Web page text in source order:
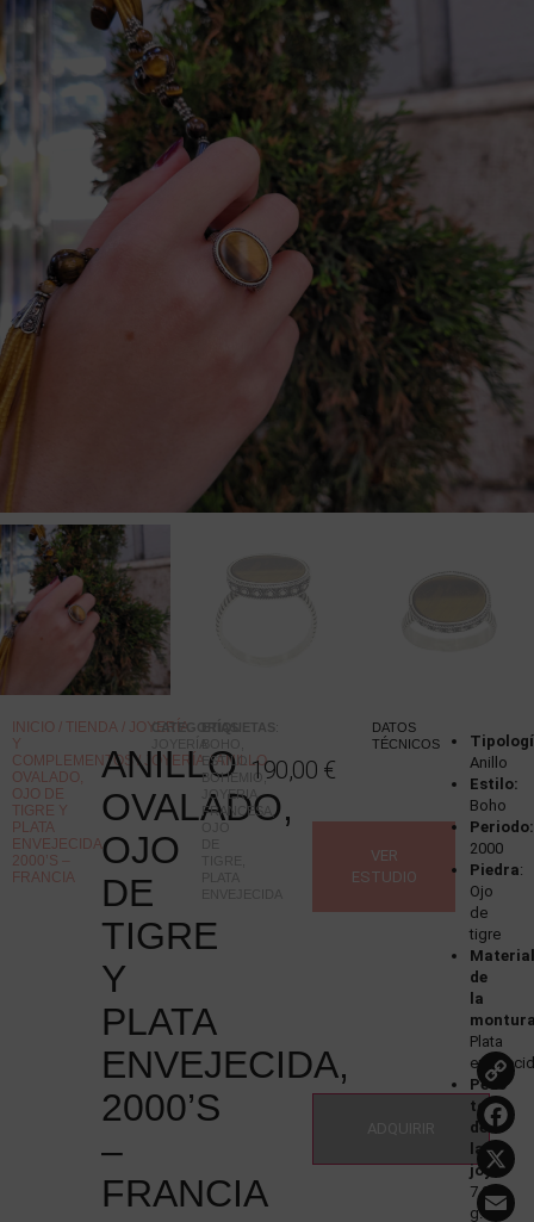
INICIO / TIENDA / JOYERÍA
Y
COMPLEMENTOS/ JOYERÍA / ANILLO
OVALADO,
OJO DE
TIGRE Y
PLATA
ENVEJECIDA,
2000’S –
FRANCIA
ANILLO
OVALADO,
OJO
DE
TIGRE
Y
PLATA
ENVEJECIDA,
2000’S
–
FRANCIA
CATEGORÍAS
ESTILO
BOHEMIO
JOYERIA
FRANCESA
190,00 €
VER
ESTUDIO
DATOS
TÉCNICOS
Anillo
Estilo:
Boho
Periodo:
2000
Piedra:
Ojo
de
tigre
de
la
Plata
Peso
total
de
la
joya:
7,09
g.